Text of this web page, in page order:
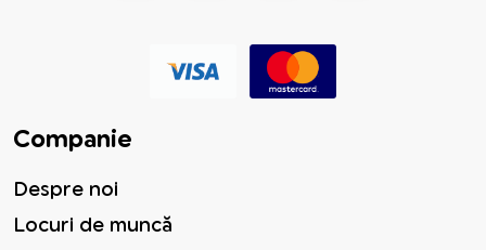
Companie
Despre noi
Locuri de muncă